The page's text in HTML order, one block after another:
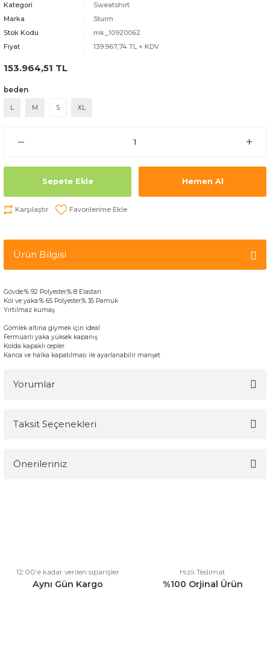
Kategori
Sweatshirt
Marka
Sturm
Stok Kodu
mk_10920062
Fiyat
139.967,74 TL + KDV
153.964,51 TL
beden
L M S XL
Sepete Ekle Hemen Al
Karşılaştır
Ürün Bilgisi
Gövde:% 92 Polyester,% 8 Elastan
Kol ve yaka:% 65 Polyester,% 35 Pamuk
Yırtılmaz kumaş
Gömlek altına giymek için ideal
Fermuarlı yaka yüksek kapanış
Kolda kapaklı cepler
Kanca ve halka kapatılması ile ayarlanabilir manşet
Yorumlar
Taksit Seçenekleri
Önerileriniz
Ürün açıklamasında eksik bilgiler bulunuyor.
Ürün bilgilerinde hatalar bulunuyor.
12:00’e kadar verilen siparişler
Aynı Gün Kargo
Hızlı Teslimat
%100 Orjinal Ürün